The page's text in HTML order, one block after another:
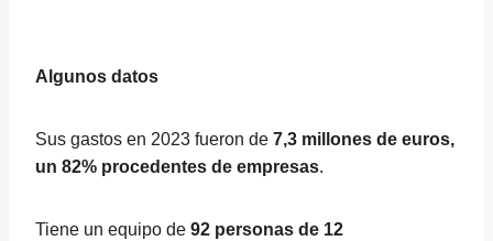
Algunos datos
Sus gastos en 2023 fueron de 7,3 millones de euros,
un 82% procedentes de empresas.
Tiene un equipo de 92 personas de 12